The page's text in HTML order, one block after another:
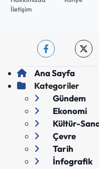
İletişim
Ana Sayfa
Kategoriler
Gündem
Ekonomi
Kültür-
Çevre
Tarih
İnfografik